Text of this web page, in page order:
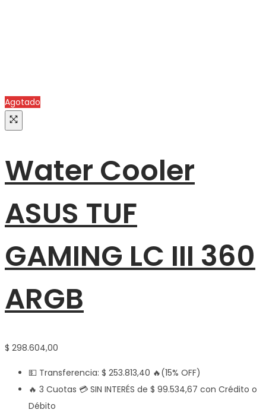
Agotado
Water Cooler
ASUS TUF
GAMING LC III 360
ARGB
$ 298.604,00
💵 Transferencia: $ 253.813,40 🔥(15% OFF)
🔥 3 Cuotas 💳 SIN INTERÉS de $ 99.534,67 con Crédito o
Débito